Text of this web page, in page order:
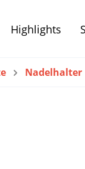
Highlights
Nadelhalter